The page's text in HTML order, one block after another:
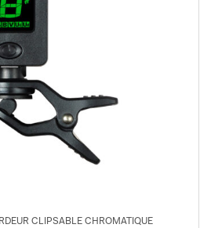
CLIPSABLE CHROMATIQUE